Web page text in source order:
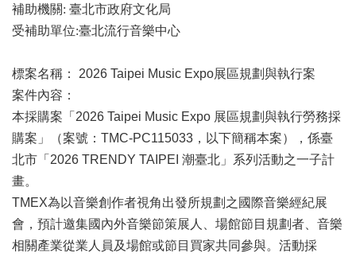
業
務
項
臺
北
藝
文
空
間
歷
年
文
補助機關: 臺北市政府文化局
受補助單位:臺北流行音樂中心
標案名稱：
2026 Taipei Music Expo展區規劃與執行案
案件內容 ：
本採購案「2026 Taipei Music Expo 展區規劃與執行勞務採
購案」（案號：TMC-PC115033，以下簡稱本案），係臺
北市「2026 TRENDY TAIPEI 潮臺北」系列活動之一子計
畫。
TMEX為以音樂創作者視角出發所規劃之國際音樂經紀展
會，預計邀集國內外音樂節策展人、場館節目規劃者、音樂
相關產業從業人員及場館或節目買家共同參與。活動採